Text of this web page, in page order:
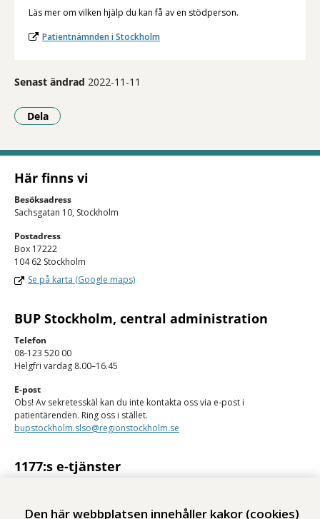
Den här webbplatsen innehåller kakor (cookies)
Läs mer om vilken hjälp du kan få av en stödperson.
Patientnämnden i Stockholm
Senast ändrad 2022-11-11
Dela
- Klicka för att öppna delningsalternativ.
Här finns vi
Besöksadress
Sachsgatan 10, Stockholm
Postadress
Box 17222
104 62 Stockholm
Se på karta (Google maps)
BUP Stockholm, central administration
Telefon
08-123 520 00
Helgfri vardag 8.00–16.45
E-post
Obs! Av sekretesskäl kan du inte kontakta oss via e-post i
patientärenden. Ring oss i stället.
bupstockholm.slso@regionstockholm.se
1177:s e-tjänster